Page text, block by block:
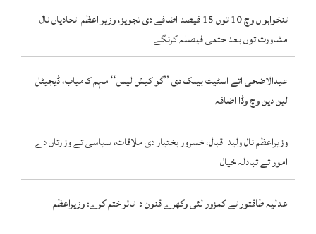
تنخواہواں وچ 10 توں 15 فیصد اضافے دی تجویز، وزیر اعظم اتحادیاں نال
مشاورت توں بعد حتمی فیصلہ کرنگے
عیدالاضحیٰ اتے اسٹیٹ بینک دی ’’گو کیش لیس‘‘ مہم کامیاب، ڈیجیٹل
لین دین وچ وڈا اضافہ
وزیراعظم نال ولید اقبال، خسرور بختیار دی ملاقات، سیاسی تے وزارتاں دے
امور تے تبادلہ خیال
عدلیہ طاقتور تے کمزور لئی وکھرے قنون دا تاثر ختم کرے: وزیراعظم